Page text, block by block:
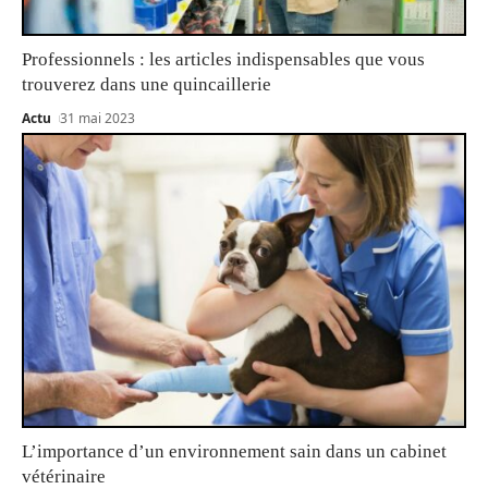
Professionnels : les articles indispensables que vous
trouverez dans une quincaillerie
Actu 31 mai 2023
L’importance d’un environnement sain dans un cabinet
vétérinaire